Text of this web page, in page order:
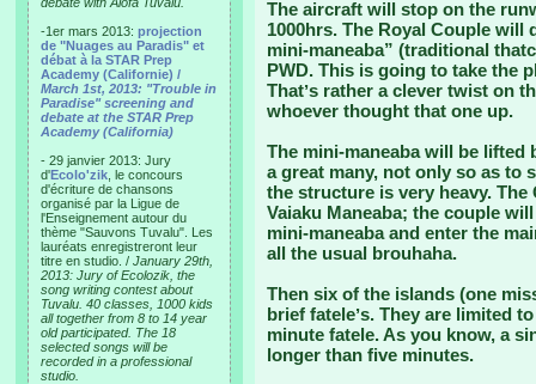
-1er mars 2013: projection
de "Nuages au Paradis" et
débat à la STAR Prep
Academy (Californie) /
March 1st, 2013: "Trouble in
Paradise" screening and
debate at the STAR Prep
Academy (California)
- 29 janvier 2013: Jury
d'Ecolo'zik , le concours
d'écriture de chansons
organisé par la Ligue de
l'Enseignement autour du
thème "Sauvons Tuvalu". Les
lauréats enregistreront leur
titre en studio. / January 29th,
2013: Jury of Ecolozik, the
song writing contest about
Tuvalu. 40 classes, 1000 kids
all together from 8 to 14 year
old participated. The 18
selected songs will be
recorded in a professional
studio.
The aircraft will stop on the
1000hrs. The Royal Couple will
mini-maneaba” (traditional
PWD. This is going to take the
Thatʼs rather a clever twist on
whoever thought that one up.
The mini-maneaba will be lifted
a great many, not only so as to
the structure is very heavy.
Vaiaku Maneaba; the couple
mini-maneaba and enter the
all the usual brouhaha.
Then six of the islands (one
brief fateleʼs. They are limited
minute fatele. As you know, a
longer than five minutes.